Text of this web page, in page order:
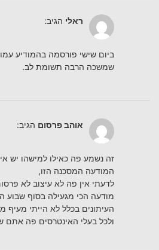
ראלי הגיב:
ביום שישי פורסמה בהמודיע
שמשכה הרבה תשומת לב.
אוהב פרסום הגיב:
זה נשמע פה כאילו למישהו יש
המודעה המסכנה הזו,
לדעתי אין פה לא עיצוב לא
מודעה הכי מגעילה בסוף שבוע
העיתונים בכלל לא הייתי מעיף
ולכל בעלי האינטרסים פה אתם